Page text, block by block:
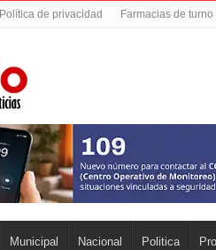
Política de privacidad Farmacias de
Municipal Nacional Politica